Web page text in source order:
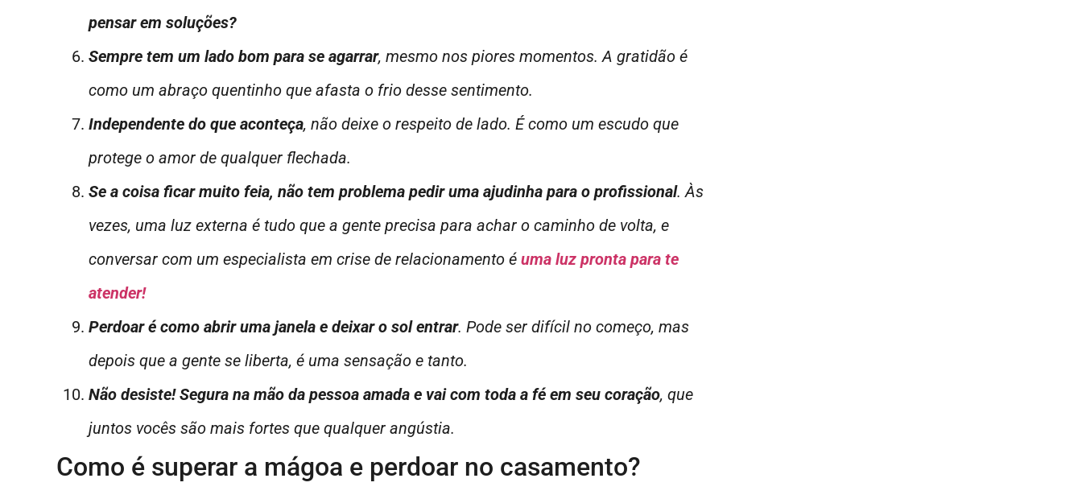
pensar em soluções?
Sempre tem um lado bom para se agarrar, mesmo nos piores momentos. A gratidão é
como um abraço quentinho que afasta o frio desse sentimento.
Independente do que aconteça, não deixe o respeito de lado. É como um escudo que
protege o amor de qualquer flechada.
Se a coisa ficar muito feia, não tem problema pedir uma ajudinha para o profissional. Às
vezes, uma luz externa é tudo que a gente precisa para achar o caminho de volta, e
conversar com um especialista em crise de relacionamento é uma luz pronta para te
atender!
Perdoar é como abrir uma janela e deixar o sol entrar. Pode ser difícil no começo, mas
depois que a gente se liberta, é uma sensação e tanto.
Não desiste! Segura na mão da pessoa amada e vai com toda a fé em seu coração, que
juntos vocês são mais fortes que qualquer angústia.
Como é superar a mágoa e perdoar no casamento?